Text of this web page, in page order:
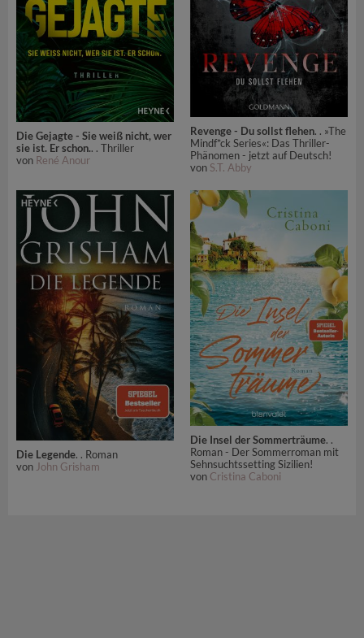
Die Gejagte - Sie weiß nicht, wer
sie ist. Er schon.. . Thriller
von René Anour
Revenge - Du sollst flehen. . »The
Mindf*ck Series«: Das Thriller-
Phänomen - jetzt auf Deutsch!
von S.T. Abby
Die Legende. . Roman
von John Grisham
Die Insel der Sommerträume. .
Roman - Der Sommerroman mit
Sehnsuchtssetting Sizilien!
von Cristina Caboni